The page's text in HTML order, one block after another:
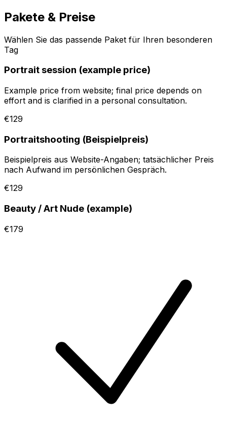
Pakete & Preise
Wählen Sie das passende Paket für Ihren besonderen
Tag
Portrait session (example price)
Example price from website; final price depends on
effort and is clarified in a personal consultation.
€129
Portraitshooting (Beispielpreis)
Beispielpreis aus Website-Angaben; tatsächlicher Preis
nach Aufwand im persönlichen Gespräch.
€129
Beauty / Art Nude (example)
€179